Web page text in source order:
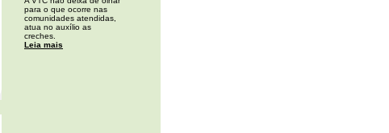
para o que ocorre nas
comunidades atendidas,
atua no auxílio as
creches.
Leia mais